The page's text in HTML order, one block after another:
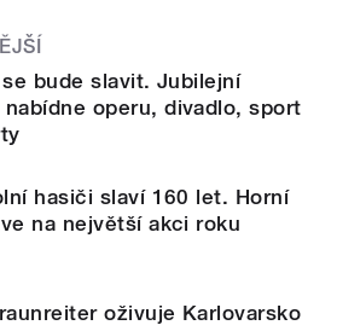
se bude slavit. Jubilejní
nabídne operu, divadlo, sport
hasiči slaví 160 let. Horní
na největší akci roku
oživuje Karlovarsko